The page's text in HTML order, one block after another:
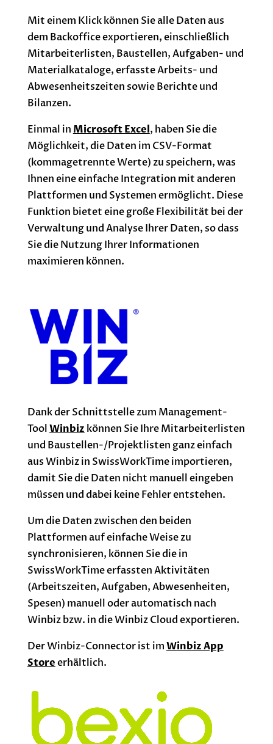
Mit einem Klick können Sie alle Daten aus
dem Backoffice exportieren, einschließlich
Mitarbeiterlisten, Baustellen, Aufgaben- und
Materialkataloge, erfasste Arbeits- und
Abwesenheitszeiten sowie Berichte und
Bilanzen.
Einmal in Microsoft Excel, haben Sie die
Möglichkeit, die Daten im CSV-Format
(kommagetrennte Werte) zu speichern, was
Ihnen eine einfache Integration mit anderen
Plattformen und Systemen ermöglicht. Diese
Funktion bietet eine große Flexibilität bei der
Verwaltung und Analyse Ihrer Daten, so dass
Sie die Nutzung Ihrer Informationen
maximieren können.
Dank der Schnittstelle zum Management-
ToolWinbiz können Sie Ihre Mitarbeiterlisten
und Baustellen-/Projektlisten ganz einfach
aus Winbiz in SwissWorkTime importieren,
damit Sie die Daten nicht manuell eingeben
müssen und dabei keine Fehler entstehen.
Um die Daten zwischen den beiden
Plattformen auf einfache Weise zu
synchronisieren, können Sie die in
SwissWorkTime erfassten Aktivitäten
(Arbeitszeiten, Aufgaben, Abwesenheiten,
Spesen) manuell oder automatisch nach
Winbiz bzw. in die Winbiz Cloud exportieren.
Der Winbiz-Connector ist imWinbiz App
Storeerhältlich.